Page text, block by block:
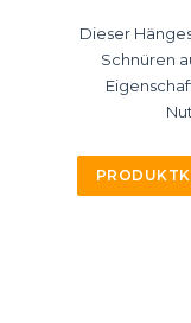
Dieser
Schnüren